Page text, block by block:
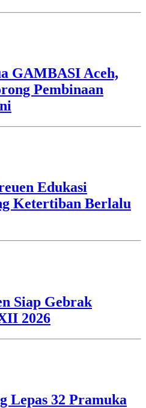
GAMBASI Aceh,
Pembinaan
Edukasi
Ketertiban Berlalu
Siap Gebrak
2026
Lepas 32 Pramuka